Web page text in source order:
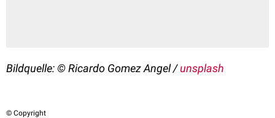
Bildquelle: © Ricardo Gomez Angel /unsplash
© Copyright